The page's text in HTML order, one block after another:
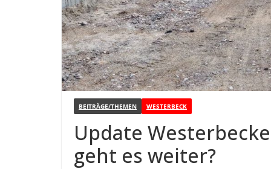
BEITRÄGE/THEMEN WESTERBECK
Update
geht es weiter?